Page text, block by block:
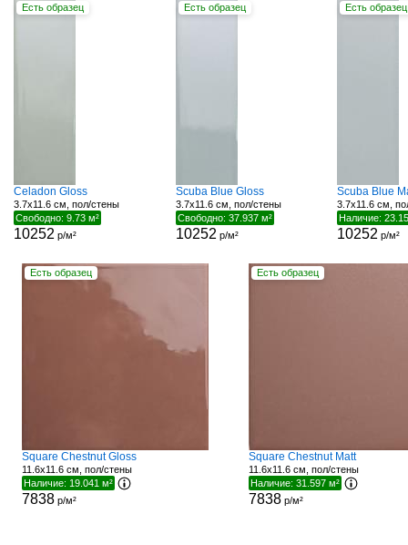
Есть образец
Celadon Gloss
3.7x11.6 см, пол/стены
Свободно: 9.73 м²
10252 р/м²
Есть образец
Scuba Blue Gloss
3.7x11.6 см, пол/стены
Свободно: 37.937 м²
10252 р/м²
Есть образец
Scuba Blue
3.7x11.6 см,
Наличие:
10252 р/м²
Есть образец
Square Chestnut Gloss
11.6x11.6 см, пол/стены
Наличие: 19.041 м²
7838р/м²
Есть образец
Square Chestnut Matt
11.6x11.6 см, пол/стены
Наличие: 31.597 м²
7838р/м²